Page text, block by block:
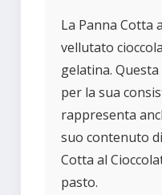
La Panna Cotta
vellutato
gelatina.
per la sua
rappresenta
suo contenuto
Cotta al
pasto.